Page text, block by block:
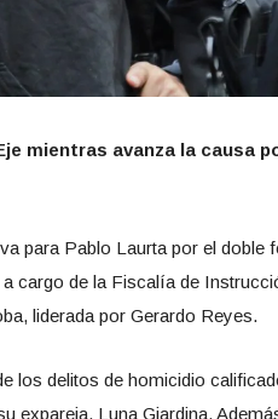
mientras avanza la causa
para Pablo Laurta por el doble
cargo de la Fiscalía de
liderada por Gerardo Reyes.
los delitos de homicidio
expareja, Luna Giardina.